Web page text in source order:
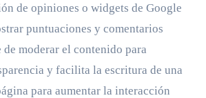
de opiniones o widgets de Google
puntuaciones y comentarios
de moderar el contenido para
y facilita la escritura de una
para aumentar la interacción